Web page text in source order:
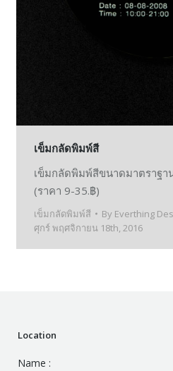
เข็มกลัดพิมพ์สี
เข็มกลัดพิมพ์สีขนาดมาตราฐา
(ราคา 9-35.฿)
เข็มกลัดพิมพ์สี By Everthing
ศุกร์ พฤศจิกายน 18th, 2016
Location
Name :